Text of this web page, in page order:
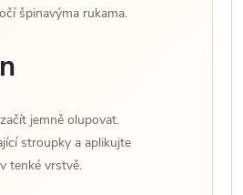
špinavýma rukama.
jemně olupovat.
stroupky a aplikujte
tenké vrstvě.